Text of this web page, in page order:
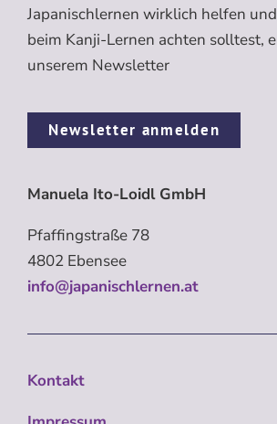
Japanischlernen wirklich helfen
beim Kanji-Lernen achten solltest,
unserem Newsletter
Newsletter anmelden
Manuela Ito-Loidl GmbH
Pfaffingstraße 78
4802 Ebensee
info@japanischlernen.at
Kontakt